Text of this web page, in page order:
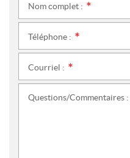
Nom complet :
Téléphone :
Courriel :
Questions/Commentaires :